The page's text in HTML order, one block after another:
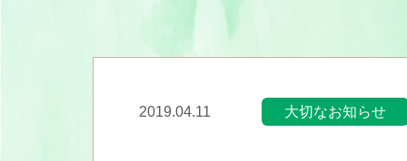
2019.04.11 大切なお知らせ